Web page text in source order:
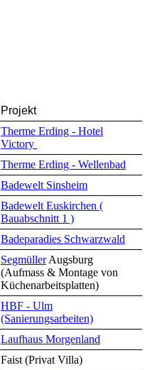
Projekt
Therme Erding - Hotel
Victory
Therme Erding - Wellenbad
Badewelt Sinsheim
Badewelt Euskirchen (
Bauabschnitt 1 )
Badeparadies Schwarzwald
SegmüllerAugsburg
(Aufmass & Montage von
Küchenarbeitsplatten)
HBF - Ulm
(Sanierungsarbeiten)
Laufhaus Morgenland
Faist (Privat Villa)